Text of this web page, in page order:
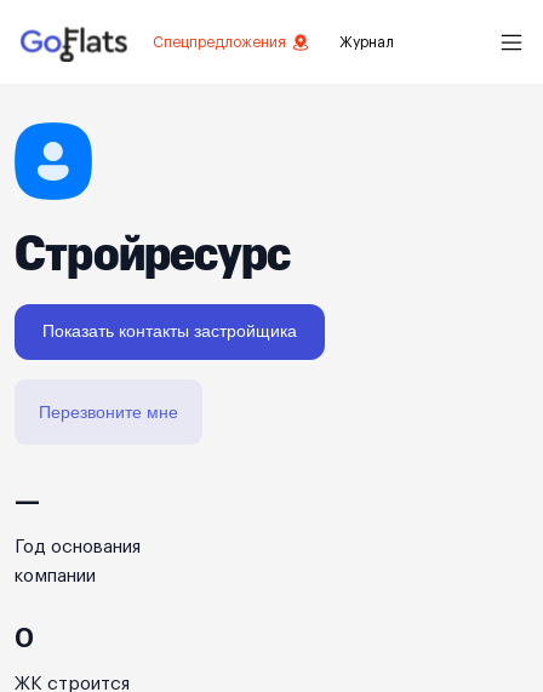
Спецпредложения Журнал
Стройресурс
Показать контакты застройщика
Перезвоните мне
—
Год основания
компании
0
ЖК строится